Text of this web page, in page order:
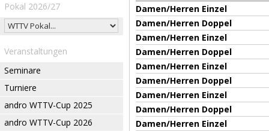
Pokal 2026/27
Veranstaltungen
Seminare
Turniere
andro WTTV-Cup 2025
andro WTTV-Cup 2026
Damen/Herren Einzel
Damen/Herren Doppel
Damen/Herren Einzel
Damen/Herren Doppel
Damen/Herren Einzel
Damen/Herren Doppel
Damen/Herren Einzel
Damen/Herren Doppel
Damen/Herren Einzel